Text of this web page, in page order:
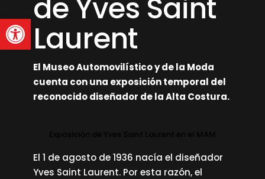
de Yves Saint
Laurent
El Museo Automovilístico y de la Moda
cuenta con una exposición temporal del
reconocido diseñador de la Alta Costura.
El 1 de agosto de 1936 nacía el diseñador
Yves Saint Laurent. Por esta razón, el
Abrir barra de